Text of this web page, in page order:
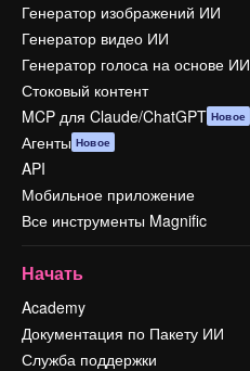
Генератор изображений ИИ
Генератор видео ИИ
Генератор голоса на основе ИИ
Стоковый контент
MCP для Claude/ChatGPT Новое
Агенты Новое
API
Мобильное приложение
Все инструменты Magnific
Начать
Academy
Документация по Пакету ИИ
Служба поддержки